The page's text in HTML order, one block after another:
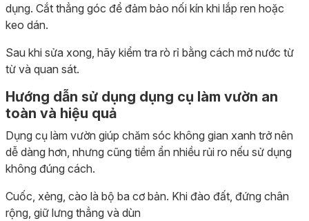
dụng. Cắt thẳng góc để đảm bảo nối kín khi lắp ren hoặc
keo dán.
Sau khi sửa xong, hãy kiểm tra rò rỉ bằng cách mở nước từ
từ và quan sát.
Hướng dẫn sử dụng dụng cụ làm vườn an
toàn và hiệu quả
Dụng cụ làm vườn giúp chăm sóc không gian xanh trở nên
dễ dàng hơn, nhưng cũng tiềm ẩn nhiều rủi ro nếu sử dụng
không đúng cách.
Cuốc, xẻng, cào là bộ ba cơ bản. Khi đào đất, đứng chân
rộng, giữ lưng thẳng và dùn